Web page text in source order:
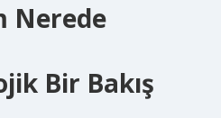
Nerede
Bir Bakış